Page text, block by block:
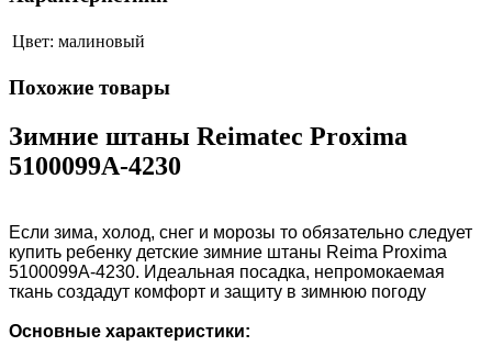
Цвет: малиновый
Похожие товары
Зимние штаны Reimatec Proxima
5100099A-4230
Если зима, холод, снег и морозы то обязательно следует
купить ребенку детские зимние штаны Reima Proxima
5100099A-4230. Идеальная посадка, непромокаемая
ткань создадут комфорт и защиту в зимнюю погоду
Основные характеристики: